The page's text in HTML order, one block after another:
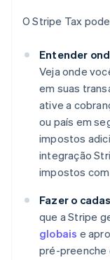
O Stripe Tax
Entender
Veja onde
em suas
ative a
ou país em
impostos
integração
impostos com
Fazer o
que a Stripe
globais e
pré-preenche